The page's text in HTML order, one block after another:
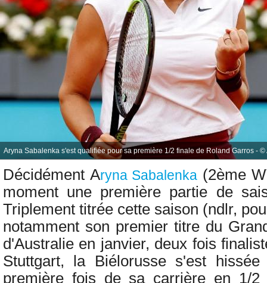
Aryna Sabalenka s'est qualifiée pour sa première 1/2 finale de Roland Garros - ©
Décidément Aryna Sabalenka (2ème
moment une première partie de
Triplement titrée cette saison (ndlr,
notamment son premier titre du
d'Australie en janvier, deux fois
Stuttgart, la Biélorusse s'est
première fois de sa carrière en 1/2